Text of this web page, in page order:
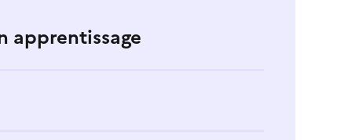
apprentissage